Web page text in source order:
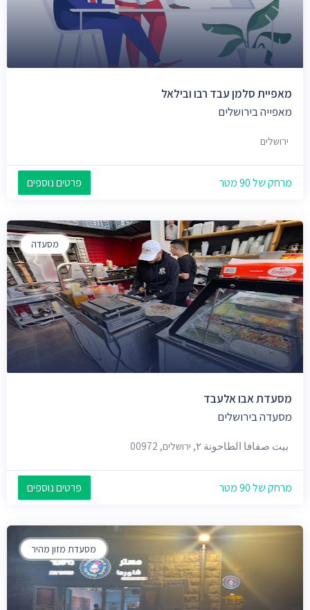
מאפיית סלמן עבד רבו ובילאל
מאפייה בירושלים
ירושלים
מרחק של 90 מטר פרטים נוספים
מסעדה
מסעדת אבו אלעבד
מסעדה בירושלים
بيت صفافا الطاحونة ٢, ירושלים, 00972
מרחק של 90 מטר פרטים נוספים
מסעדת מזון מהיר